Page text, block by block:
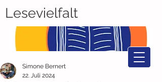
Lesevielfalt
Simone Bernert
22. Juli 2024